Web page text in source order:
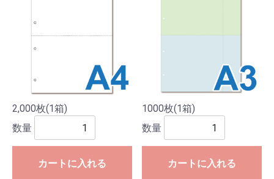
2,000枚(1箱)
数量
カートに入れる
1000枚(1箱)
数量
カートに入れる